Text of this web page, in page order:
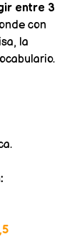
entre 3
con
la